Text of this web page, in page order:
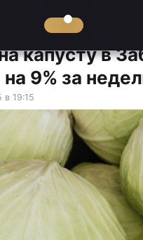
капусту в
на 9% за
19:15